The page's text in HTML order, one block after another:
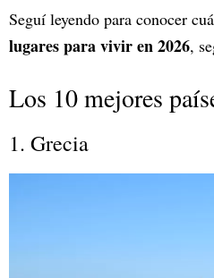
Seguí leyendo para conocer
lugares para vivir en 2026,
Los 10 mejores
1. Grecia